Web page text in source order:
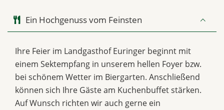
Ein Hochgenuss vom Feinsten
Ihre Feier im Landgasthof Euringer beginnt mit
einem Sektempfang in unserem hellen Foyer bzw.
bei schönem Wetter im Biergarten. Anschließend
können sich Ihre Gäste am Kuchenbuffet stärken.
Auf Wunsch richten wir auch gerne ein